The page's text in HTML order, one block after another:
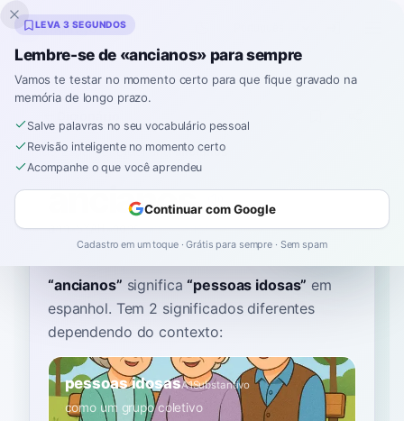
Inklingo
Início›Espanhol›Dicionário›ancianos
ancianos
ahn-SYAH-nohs anˈsjanos
“ancianos” significa “pessoas idosas” em
espanhol. Tem 2 significados diferentes
dependendo do contexto:
pessoas idosasA1Substantivo
como um grupo coletivo
LEVA 3 SEGUNDOS
Lembre-se de «ancianos» para sempre
Vamos te testar no momento certo para que fique gravado na
memória de longo prazo.
Salve palavras no seu vocabulário pessoal
Revisão inteligente no momento certo
Acompanhe o que você aprendeu
Continuar com Google
Cadastro em um toque · Grátis para sempre · Sem spam